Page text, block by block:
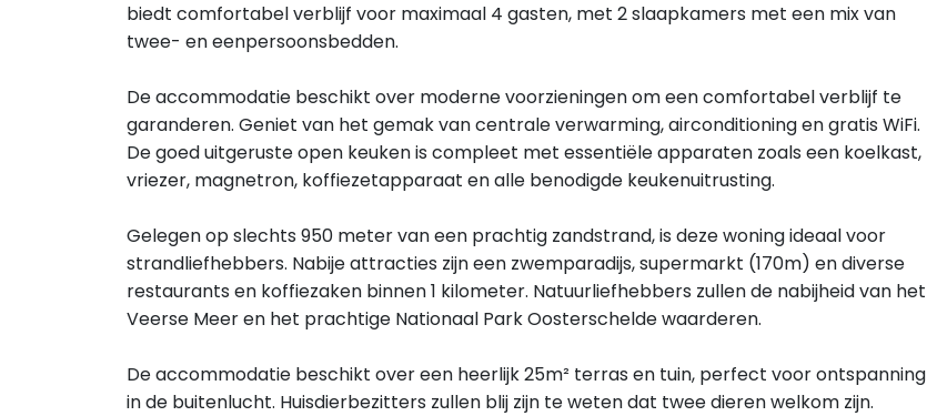
biedt comfortabel verblijf voor maximaal 4 gasten, met 2 slaapkamers met een mix van
twee- en eenpersoonsbedden.
De accommodatie beschikt over moderne voorzieningen om een comfortabel verblijf te
garanderen. Geniet van het gemak van centrale verwarming, airconditioning en gratis WiFi.
De goed uitgeruste open keuken is compleet met essentiële apparaten zoals een koelkast,
vriezer, magnetron, koffiezetapparaat en alle benodigde keukenuitrusting.
Gelegen op slechts 950 meter van een prachtig zandstrand, is deze woning ideaal voor
strandliefhebbers. Nabije attracties zijn een zwemparadijs, supermarkt (170m) en diverse
restaurants en koffiezaken binnen 1 kilometer. Natuurliefhebbers zullen de nabijheid van het
Veerse Meer en het prachtige Nationaal Park Oosterschelde waarderen.
De accommodatie beschikt over een heerlijk 25m² terras en tuin, perfect voor ontspanning
in de buitenlucht. Huisdierbezitters zullen blij zijn te weten dat twee dieren welkom zijn.